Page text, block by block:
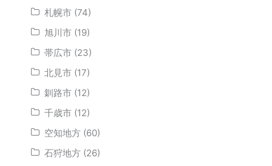
札幌市 (74)
旭川市 (19)
帯広市 (23)
北見市 (17)
釧路市 (12)
千歳市 (12)
空知地方 (60)
石狩地方 (26)